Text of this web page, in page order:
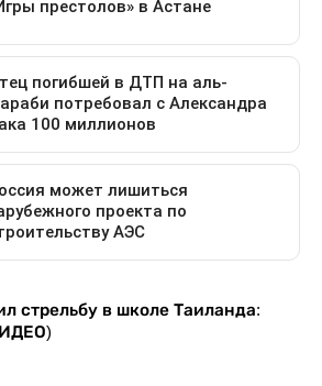
стрельбу в школе Таиланда: